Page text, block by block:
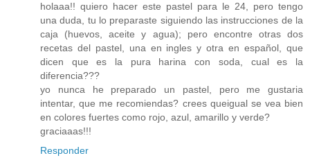
holaaa!! quiero hacer este pastel para le 24, pero tengo
una duda, tu lo preparaste siguiendo las instrucciones de la
caja (huevos, aceite y agua); pero encontre otras dos
recetas del pastel, una en ingles y otra en español, que
dicen que es la pura harina con soda, cual es la
diferencia???
yo nunca he preparado un pastel, pero me gustaria
intentar, que me recomiendas? crees queigual se vea bien
en colores fuertes como rojo, azul, amarillo y verde?
graciaaas!!!
Responder